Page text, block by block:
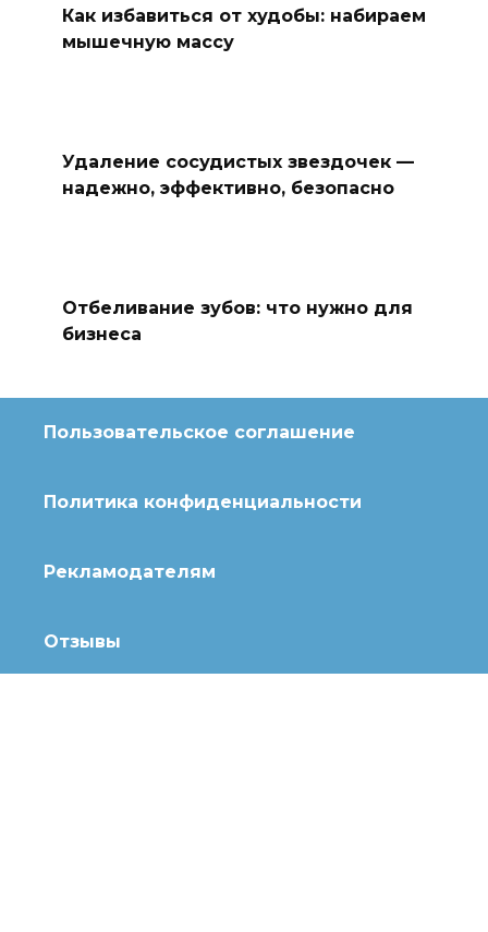
Как избавиться от худобы: набираем
мышечную массу
Удаление сосудистых звездочек —
надежно, эффективно, безопасно
Отбеливание зубов: что нужно для
бизнеса
Пользовательское соглашение
Политика конфиденциальности
Рекламодателям
Отзывы